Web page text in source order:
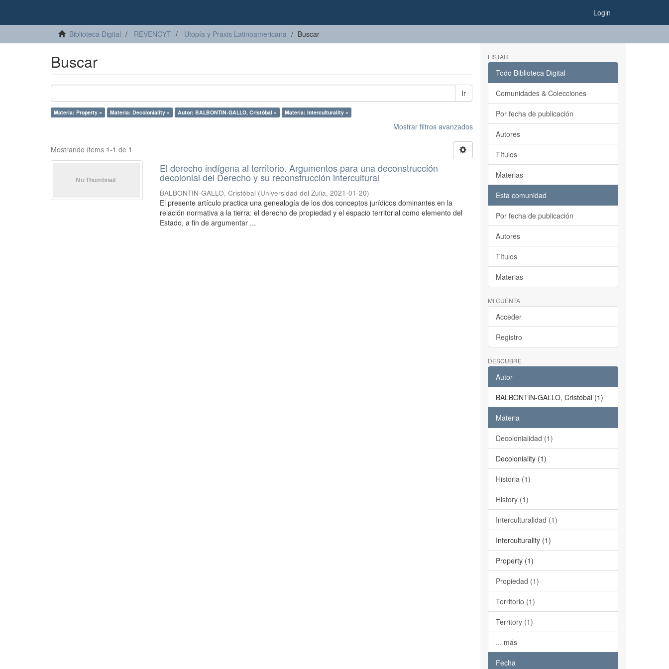
Login
Biblioteca Digital REVENCYT Utopía y Praxis Latinoamericana Buscar
Buscar
Ir
Materia: Property × Materia: Decoloniality × Autor: BALBONTIN-GALLO, Cristóbal × Materia: Interculturality ×
Mostrar filtros avanzados
Mostrando ítems 1-1 de 1
El derecho indígena al territorio. Argumentos para una deconstrucción
decolonial del Derecho y su reconstrucción intercultural
BALBONTIN-GALLO, Cristóbal (Universidad del Zulia,2021-01-20)
El presente artículo practica una genealogía de los dos conceptos jurídicos dominantes en la
relación normativa a la tierra: el derecho de propiedad y el espacio territorial como elemento del
Estado, a fin de argumentar ...
LISTAR
Todo Biblioteca Digital
Comunidades & Colecciones
Por fecha de publicación
Autores
Títulos
Materias
Esta comunidad
Por fecha de publicación
Autores
Títulos
Materias
MI CUENTA
Acceder
Registro
DESCUBRE
Autor
BALBONTIN-GALLO, Cristóbal (1)
Materia
Decolonialidad (1)
Decoloniality (1)
Historia (1)
History (1)
Interculturalidad (1)
Interculturality (1)
Property (1)
Propiedad (1)
Territorio (1)
Territory (1)
... más
Fecha